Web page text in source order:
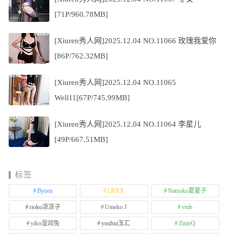
[71P/960.78MB]
[Xiuren秀人网]2025.12.04 NO.11066 玫瑰我爱你
[86P/762.32MB]
[Xiuren秀人网]2025.12.04 NO.11065
Well11[67P/745.99MB]
[Xiuren秀人网]2025.12.04 NO.11064 李星儿
[49P/667.51MB]
标签
Byoru LRXX Natsuko夏夏子
rioko凉凉子 Umeko J vmb
yiko湿润兔 yuuhui玉汇 ZinieQ